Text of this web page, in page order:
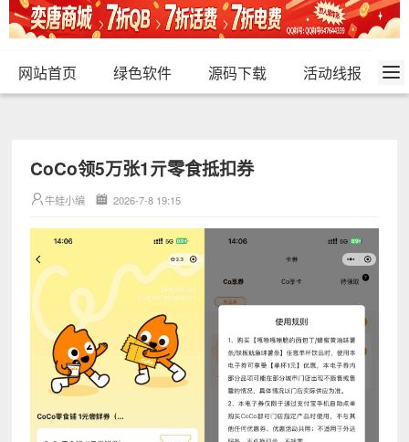
网站首页 绿色软件 源码下载 活动线报
CoCo领5万张1亓零食抵扣券
牛蛙小编 2026-7-8 19:15